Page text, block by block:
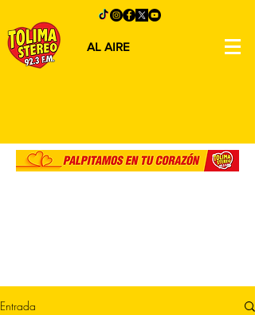
AL AIRE
Entrada